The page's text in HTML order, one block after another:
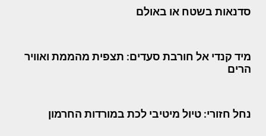
סדנאות בשטח או באולם
מיד קנדי אל חורבת סעדים: תצפית מהממת ואוויר
הרים
נחל חזורי: טיול מיטיבי לכת במורדות החרמון